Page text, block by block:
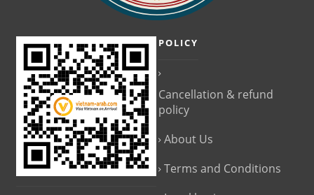
POLICY
Cancellation & refund
policy
About Us
Terms and Conditions